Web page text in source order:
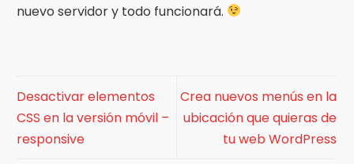
nuevo servidor y todo funcionará.
Desactivar elementos
CSS en la versión móvil –
responsive
Crea nuevos menús en la
ubicación que quieras de
tu web WordPress